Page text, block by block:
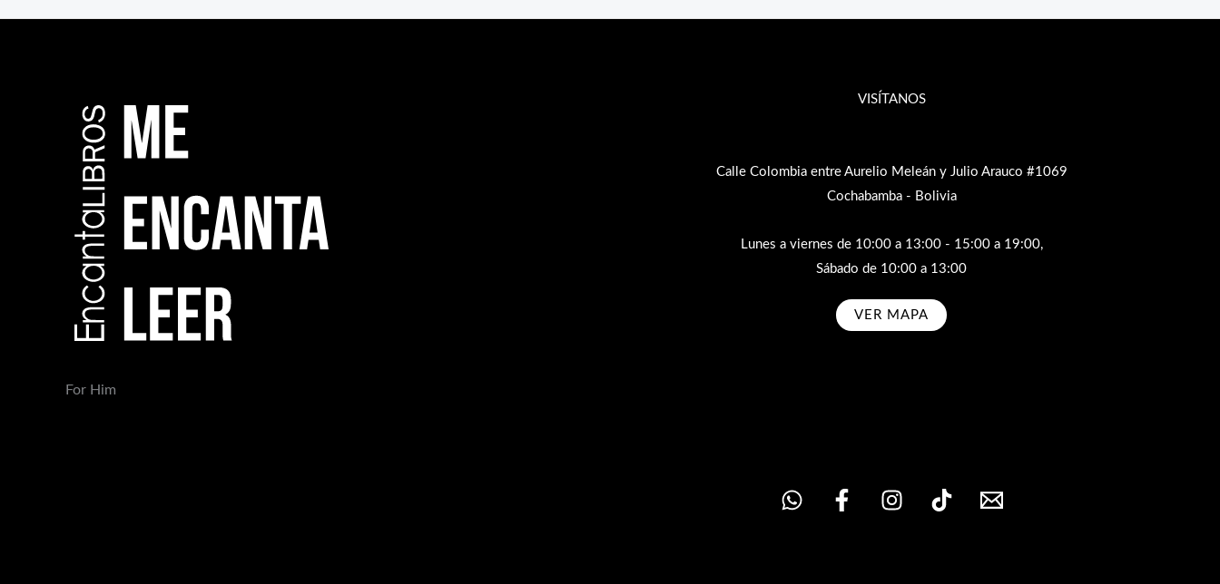
For Him
VISÍTANOS
Calle Colombia entre Aurelio Meleán y Julio Arauco #1069
Cochabamba - Bolivia
Lunes a viernes de 10:00 a 13:00 - 15:00 a 19:00,
Sábado de 10:00 a 13:00
VER MAPA